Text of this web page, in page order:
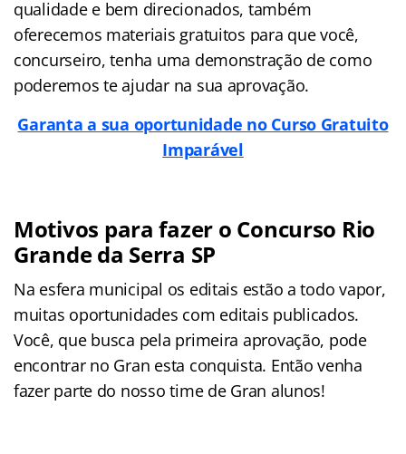
qualidade e bem direcionados, também
oferecemos materiais gratuitos para que você,
concurseiro, tenha uma demonstração de como
poderemos te ajudar na sua aprovação.
Garanta a sua oportunidade no Curso Gratuito
Imparável
Motivos para fazer o Concurso Rio
Grande da Serra SP
Na esfera municipal os editais estão a todo vapor,
muitas oportunidades com editais publicados.
Você, que busca pela primeira aprovação, pode
encontrar no Gran esta conquista. Então venha
fazer parte do nosso time de Gran alunos!